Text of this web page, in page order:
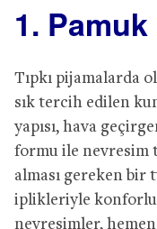
1.
Tıpkı pijamalarda
sık tercih edilen
yapısı, hava
formu ile nevresim
alması gereken bir
iplikleriyle konforlu
nevresimler,